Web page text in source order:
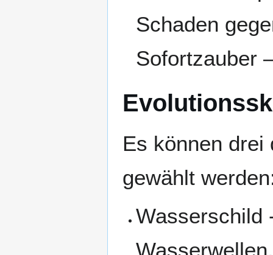
Schaden
Sofortzauber
Es können
gewählt
Wasserschild